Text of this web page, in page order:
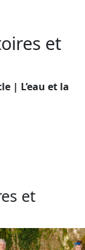
et
| L’eau et la
et